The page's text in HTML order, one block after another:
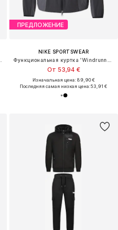
ПРЕДЛОЖЕНИЕ
NIKE SPORTSWEAR
От 53,94 €
Изначальная цена: 89,90 €
Последняя самая низкая цена:53,91 €